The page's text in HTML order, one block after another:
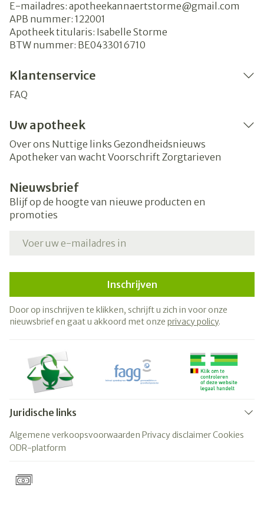
E-mailadres: apotheekannaertstorme@gmail.com
APB nummer: 122001
Apotheek titularis: Isabelle Storme
BTW nummer: BE0433016710
Klantenservice
FAQ
Uw apotheek
Over ons Nuttige links Gezondheidsnieuws
Apotheker van wacht Voorschrift Zorgtarieven
Nieuwsbrief
Blijf op de hoogte van nieuwe producten en
promoties
Inschrijven
Door op inschrijven te klikken, schrijft u zich in voor onze
nieuwsbrief en gaat u akkoord met onze privacy policy.
Juridische links
Algemene verkoopsvoorwaarden Privacy disclaimerCookies
ODR-platform